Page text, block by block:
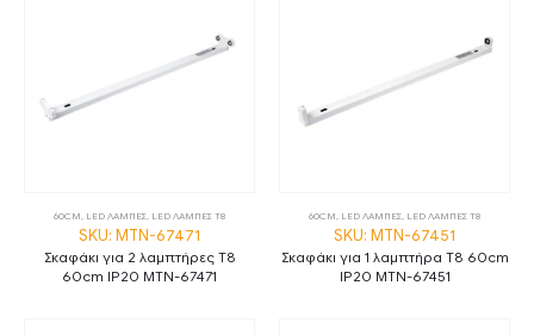
60CM LED ΛΑΜΠΕΣ LED ΛΑΜΠΕΣ Τ8
SKU: MTN-67471
Σκαφάκι για 2 λαμπτήρες T8
60cm IP20 MTN-67471
60CM LED ΛΑΜΠΕΣ LED ΛΑΜΠΕΣ Τ8
SKU: MTN-67451
Σκαφάκι για 1 λαμπτήρα T8 60cm
IP20 MTN-67451